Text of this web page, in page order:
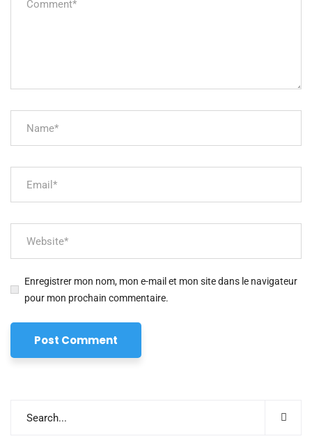
Enregistrer mon nom, mon e-mail et mon site dans le navigateur
pour mon prochain commentaire.